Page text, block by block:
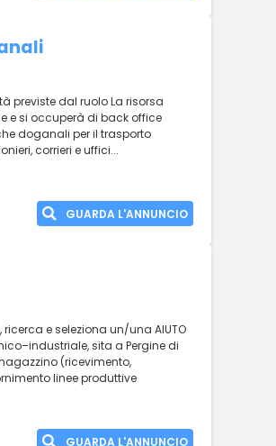
previste dal ruolo La risorsa
e si occuperà di back office
doganali per il trasporto
corrieri e uffici...
GUARDA L'ANNUNCIO
e seleziona un/una AIUTO
sita a Pergine di
(ricevimento,
linee produttive
GUARDA L'ANNUNCIO